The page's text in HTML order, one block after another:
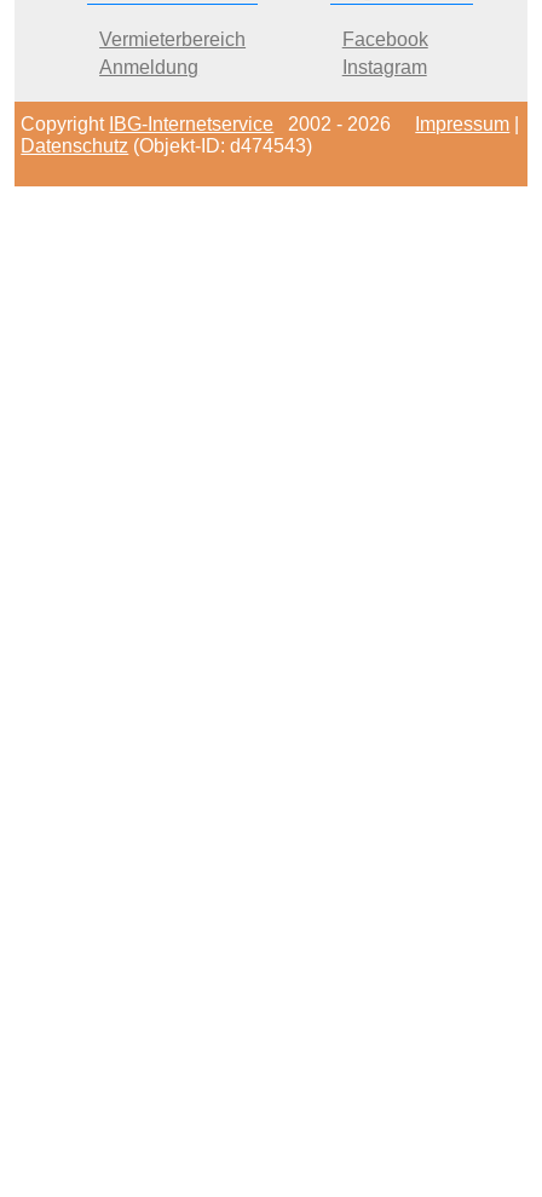
Vermieterbereich
Anmeldung
Facebook
Instagram
Copyright IBG-Internetservice 2002 - 2026 Impressum
Datenschutz (Objekt-ID: d474543)